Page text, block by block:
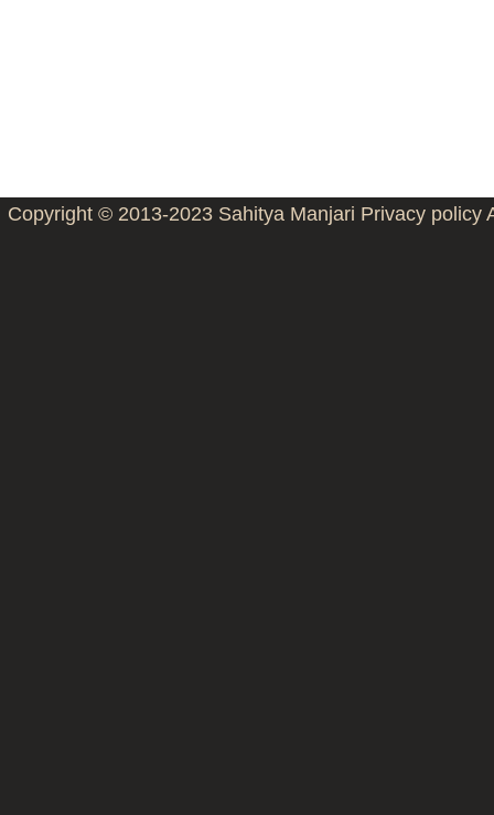
Copyright © 2013-2023 Sahitya Manjari Privacy policy